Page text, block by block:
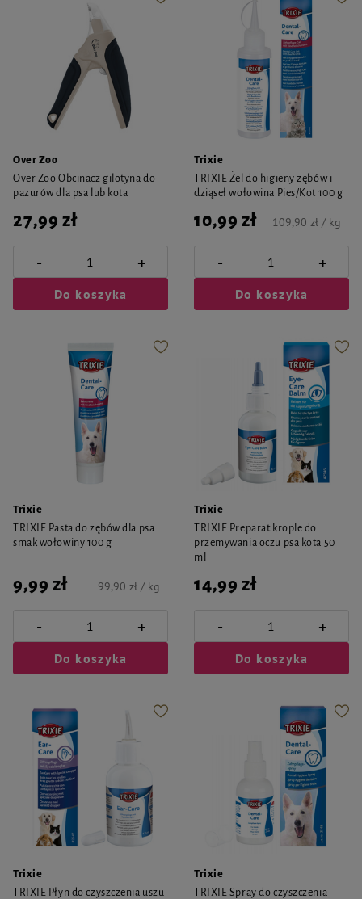
Over Zoo
Over Zoo Obcinacz gilotyna do
pazurów dla psa lub kota
27,99 zł
- +
Do koszyka
Trixie
TRIXIE Żel do higieny zębów i
dziąseł wołowina Pies/Kot 100 g
10,99 zł 109,90 zł / kg
- +
Do koszyka
Trixie
TRIXIE Pasta do zębów dla psa
smak wołowiny 100 g
9,99 zł 99,90 zł / kg
- +
Do koszyka
Trixie
TRIXIE Preparat krople do
przemywania oczu psa kota 50
ml
14,99 zł
- +
Do koszyka
Trixie
TRIXIE Płyn do czyszczenia uszu
Trixie
TRIXIE Spray do czyszczenia